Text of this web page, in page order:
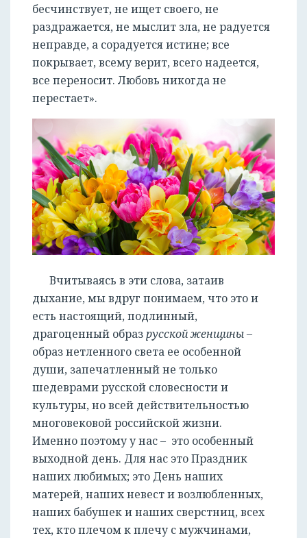
бесчинствует, не ищет своего, не
раздражается, не мыслит зла, не радуется
неправде, а сорадуется истине; все
покрывает, всему верит, всего надеется,
все переносит. Любовь никогда не
перестает».
Вчитываясь в эти слова, затаив
дыхание, мы вдруг понимаем, что это и
есть настоящий, подлинный,
драгоценный образрусской женщины–
образ нетленного света ее особенной
души, запечатленный не только
шедеврами русской словесности и
культуры, но всей действительностью
многовековой российской жизни.
Именно поэтому у нас – это особенный
выходной день. Для нас это Праздник
наших любимых; это День наших
матерей, наших невест и возлюбленных,
наших бабушек и наших сверстниц, всех
тех, кто плечом к плечу с мужчинами,